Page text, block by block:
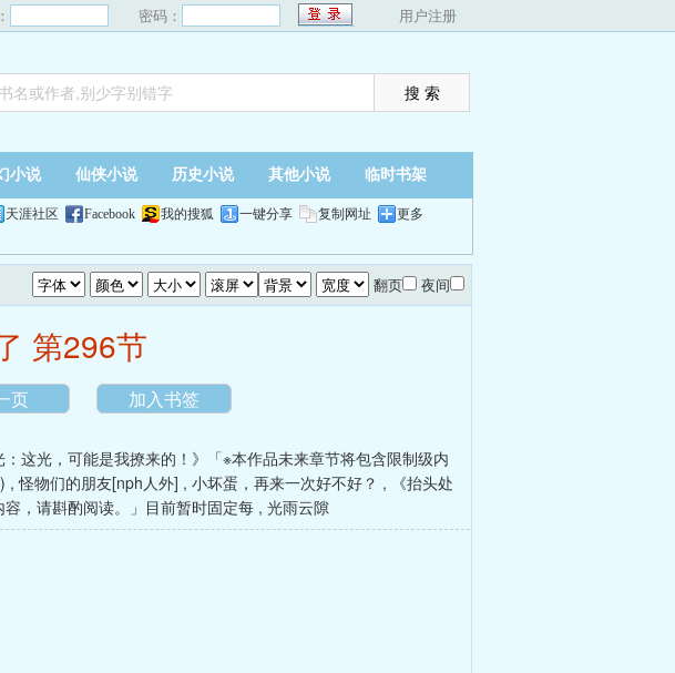
密码： 用户注册
小说 仙侠小说 历史小说 其他小说 临时书架
天涯社区 Facebook 我的搜狐 一键分享 复制网址 更多
翻页 夜间
第296节
页 加入书签
：这光，可能是我撩来的！》「※本作品未来章节将包含限制级内
,怪物们的朋友[nph人外] , 小坏蛋，再来一次好不好？ ,
《抬头处
，请斟酌阅读。」目前暂时固定每 , 光雨云隙